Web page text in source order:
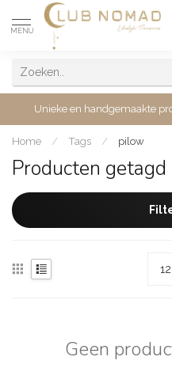
MENU
Unieke en handgemaakte
Home / Tags / pilow
Producten
Geen